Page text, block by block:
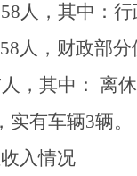
人，其中：
人，财政部
，其中： 离
有车辆3辆。
入情况